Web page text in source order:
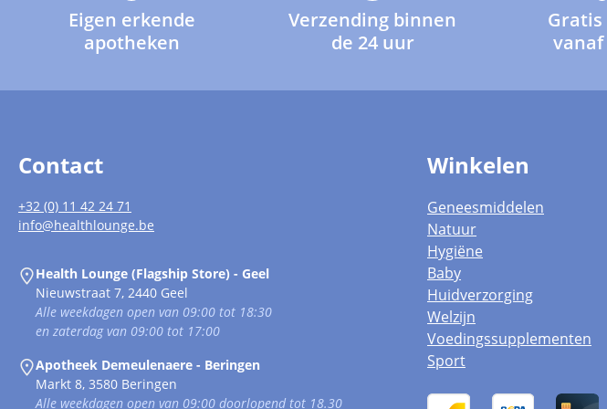
Eigen erkende
apotheken
Verzending binnen
de 24 uur
vanaf
Contact
+32 (0) 11 42 24 71
info@healthlounge.be
Health Lounge (Flagship Store) - Geel
Nieuwstraat 7, 2440 Geel
Alle weekdagen open van 09:00 tot 18:30
en zaterdag van 09:00 tot 17:00
Apotheek Demeulenaere - Beringen
Markt 8, 3580 Beringen
Alle weekdagen open van 09:00 doorlopend tot 18.30
Winkelen
Geneesmiddelen
Natuur
Hygiëne
Baby
Huidverzorging
Welzijn
Voedingssupplementen
Sport